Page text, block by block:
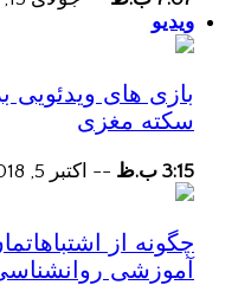
ویدیو
بازی های ویدئویی
سکته مغزی
3:15 ب.ظ -- اکتبر 5, 2018
چگونه از
آموزشی